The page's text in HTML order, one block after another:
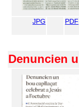
JPG PDF
Denuncien